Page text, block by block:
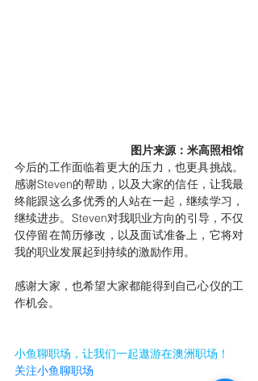
图片来源：米高照相馆
今后的工作面临着更大的压力，也更具挑战。
感谢Steven的帮助，以及大家的信任，让我最
终能跟这么多优秀的人站在一起，继续学习，
继续进步。Steven对我职业方向的引导，不仅
仅停留在简历修改，以及面试准备上，它将对
我的职业发展起到持续的激励作用。
感谢大家，也希望大家都能得到自己心仪的工
作机会。
小鱼聊职场，让我们一起遨游在澳洲职场！
关注小鱼聊职场